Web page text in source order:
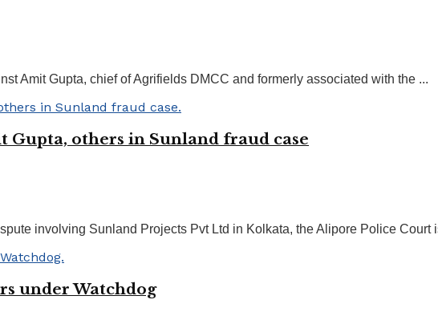
Amit Gupta, chief of Agrifields DMCC and formerly associated with the ...
others in Sunland fraud case
involving Sunland Projects Pvt Ltd in Kolkata, the Alipore Police Court
under Watchdog